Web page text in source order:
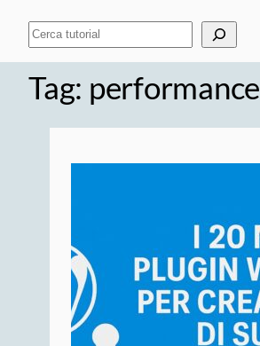
Cerca
Tag: performance